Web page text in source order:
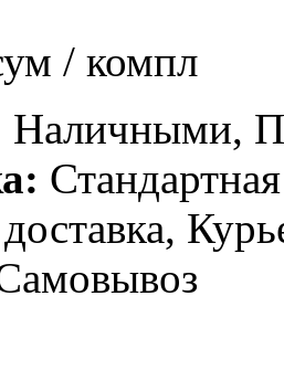
/ компл
Наличными,